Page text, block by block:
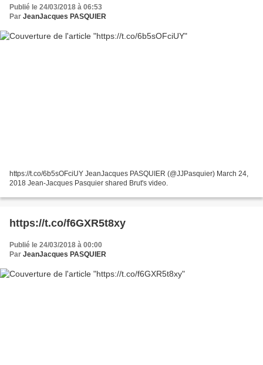
Publié le 24/03/2018 à 06:53
Par JeanJacques PASQUIER
https://t.co/6b5sOFciUY JeanJacques PASQUIER (@JJPasquier) March 24,
2018 Jean-Jacques Pasquier shared Brut's video.
https://t.co/f6GXR5t8xy
Publié le 24/03/2018 à 00:00
Par JeanJacques PASQUIER